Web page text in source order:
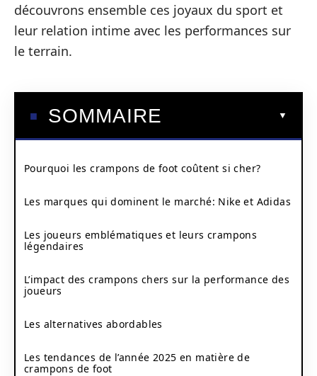
découvrons ensemble ces joyaux du sport et
leur relation intime avec les performances sur
le terrain.
SOMMAIRE
Pourquoi les crampons de foot coûtent si cher?
Les marques qui dominent le marché: Nike et Adidas
Les joueurs emblématiques et leurs crampons
légendaires
L’impact des crampons chers sur la performance des
joueurs
Les alternatives abordables
Les tendances de l’année 2025 en matière de
crampons de foot